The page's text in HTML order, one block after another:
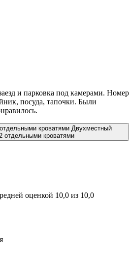
и парковка под камерами. Номер
посуда, тапочки. Были
кроватями Двухместный
отдельными кроватями
оценкой 10,0 из 10,0